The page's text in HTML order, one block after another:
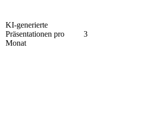
KI-generierte
Präsentationen pro
Monat
3